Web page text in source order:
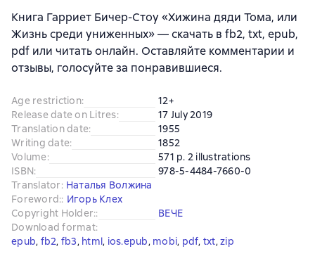
Книга Гарриет Бичер-Стоу «Хижина дяди Тома, или
Жизнь среди униженных» — скачать в fb2, txt, epub,
pdf или читать онлайн. Оставляйте комментарии и
отзывы, голосуйте за понравившиеся.
Age restriction:
12+
Release date on Litres:
17 July 2019
Translation date:
1955
Writing date:
1852
Volume:
571 p. 2 illustrations
ISBN:
978-5-4484-7660-0
Translator: Наталья Волжина
Foreword:: Игорь Клех
Copyright Holder::
ВЕЧЕ
Download format:
epub, fb2, fb3, html, ios.epub, mobi, pdf, txt, zip